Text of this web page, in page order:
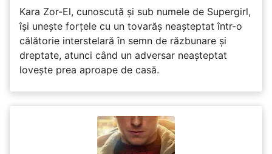
Kara Zor-El, cunoscută și sub numele de Supergirl,
își unește forțele cu un tovarăș neașteptat într-o
călătorie interstelară în semn de răzbunare și
dreptate, atunci când un adversar neașteptat
lovește prea aproape de casă.